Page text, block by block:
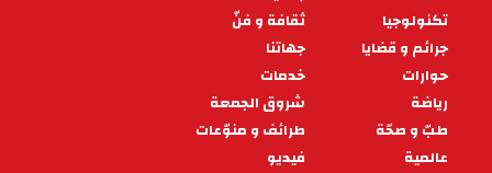
PAGE
تكنولوجيا
ثقافة و فنّ
جرائم و قضايا
جهاتنا
حوارات
خدمات
رياضة
شروق الجمعة
طبّ و صحّة
طرائف و منوّعات
عالمية
فيديو